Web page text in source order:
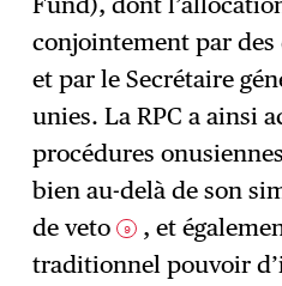
conjointement par
et par le Secrétaire
unies. La RPC a ainsi
procédures
bien au-delà de son
de veto 9
, et
traditionnel pouvoir